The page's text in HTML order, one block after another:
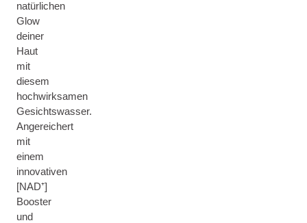
natürlichen
Glow
deiner
Haut
mit
diesem
hochwirksamen
Gesichtswasser.
Angereichert
mit
einem
innovativen
[NAD⁺]
Booster
und